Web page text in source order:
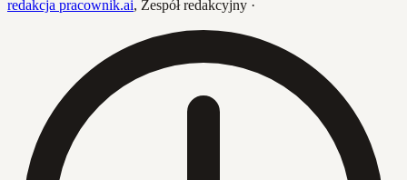
redakcja pracownik.ai, Zespół redakcyjny ·